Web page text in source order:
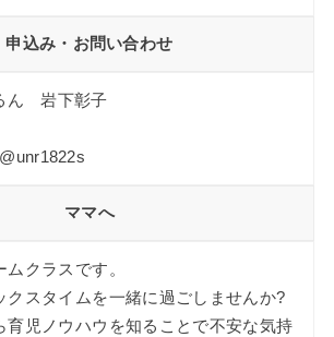
申込み・お問い合わせ
ん 岩下彰子
ママへ
クラスです。
クスタイムを一緒に過ごしませんか?
育児ノウハウを知ることで不安な気持